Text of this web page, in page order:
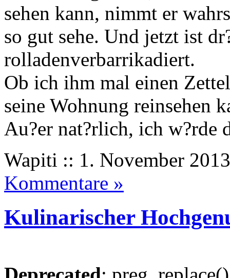
sehen kann, nimmt er
so gut sehe. Und jetzt ist
rolladenverbarrikadiert.
Ob ich ihm mal einen
seine Wohnung reinsehen
Au?er nat?rlich, ich w?rde
Wapiti :: 1. November
Kommentare »
Kulinarischer